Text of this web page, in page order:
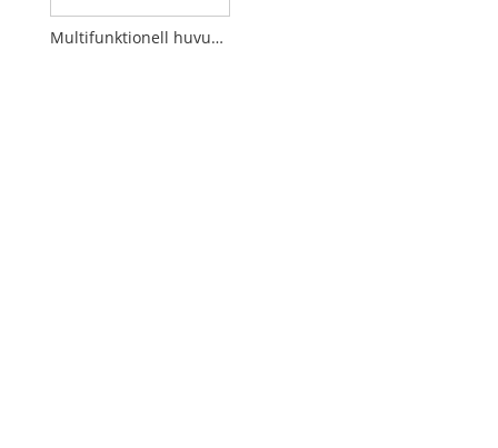
Multifunktionell huvudmassageapparat